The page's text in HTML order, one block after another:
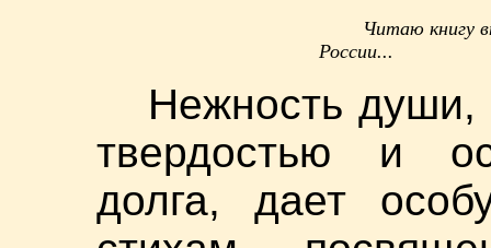
Читаю книгу
России...
Нежность души,
твердостью и
долга, дает